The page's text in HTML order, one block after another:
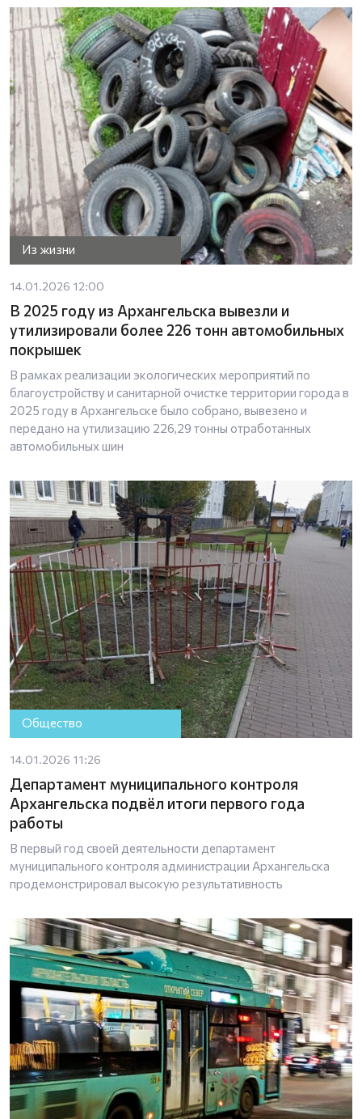
Из жизни
14.01.2026 12:00
В 2025 году из Архангельска вывезли и
утилизировали более 226 тонн автомобильных
покрышек
В рамках реализации экологических мероприятий по
благоустройству и санитарной очистке территории города в
2025 году в Архангельске было собрано, вывезено и
передано на утилизацию 226,29 тонны отработанных
автомобильных шин
Общество
14.01.2026 11:26
Департамент муниципального контроля
Архангельска подвёл итоги первого года
работы
В первый год своей деятельности департамент
муниципального контроля администрации Архангельска
продемонстрировал высокую результативность